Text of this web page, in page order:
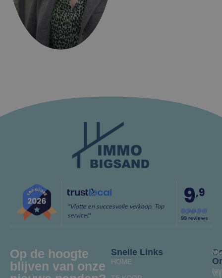
99 reviews
9,9
"Vlotte en succesvolle verkoop. Top
service!"
Op de hoogte
blijven van onze
Snelle Links
HOME
Ma
-
Vrij